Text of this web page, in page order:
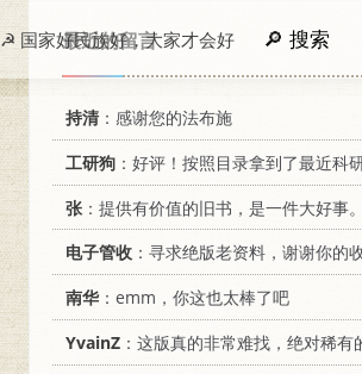
☭ 国家好民族好，大家才会好 搜索
最近的留言
持清 ：感谢您的法布施
工研狗 ：好评！按照目录拿到了最近科研需要
张 ：提供有价值的旧书，是一件大好事。
电子管收 ：寻求绝版老资料，谢谢你的收
南华：emm，你这也太棒了吧
YvainZ ：这版真的非常难找，绝对稀有